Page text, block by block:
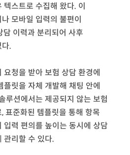
텍스트로 수집해 왔다. 이
모바일 입력의 불편이
담 이력과 분리되어 사후
.
요청을 받아 보험 상담 환경에
플릿을 자체 개발해 채팅 안에
루션에서는 제공되지 않는 보험
표준화된 템플릿을 통해 항목
입력 편의를 높이는 동시에 상담
관리할 수 있다.